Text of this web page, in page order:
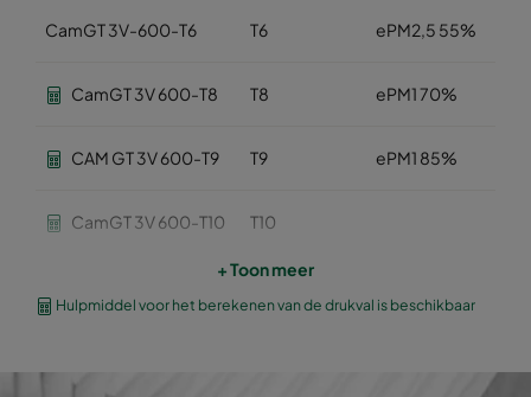
CamGT 3V-600-T6 T6 ePM2,5 55%
CamGT 3V 600-T8 T8 ePM1 70%
CAM GT 3V 600-T9 T9 ePM1 85%
CamGT 3V 600-T10 T10
T12
+ Toon meer
Hulpmiddel voor het berekenen van de drukval is beschikbaar